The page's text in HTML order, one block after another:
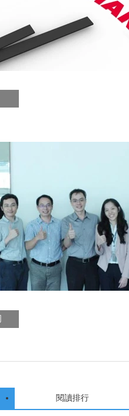
閱讀排行